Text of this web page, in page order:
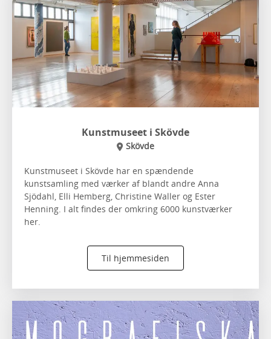
Kunstmuseet i Skövde
Skövde
Kunstmuseet i Skövde har en spændende
kunstsamling med værker af blandt andre Anna
Sjödahl, Elli Hemberg, Christine Waller og Ester
Henning. I alt findes der omkring 6000 kunstværker
her.
Til hjemmesiden